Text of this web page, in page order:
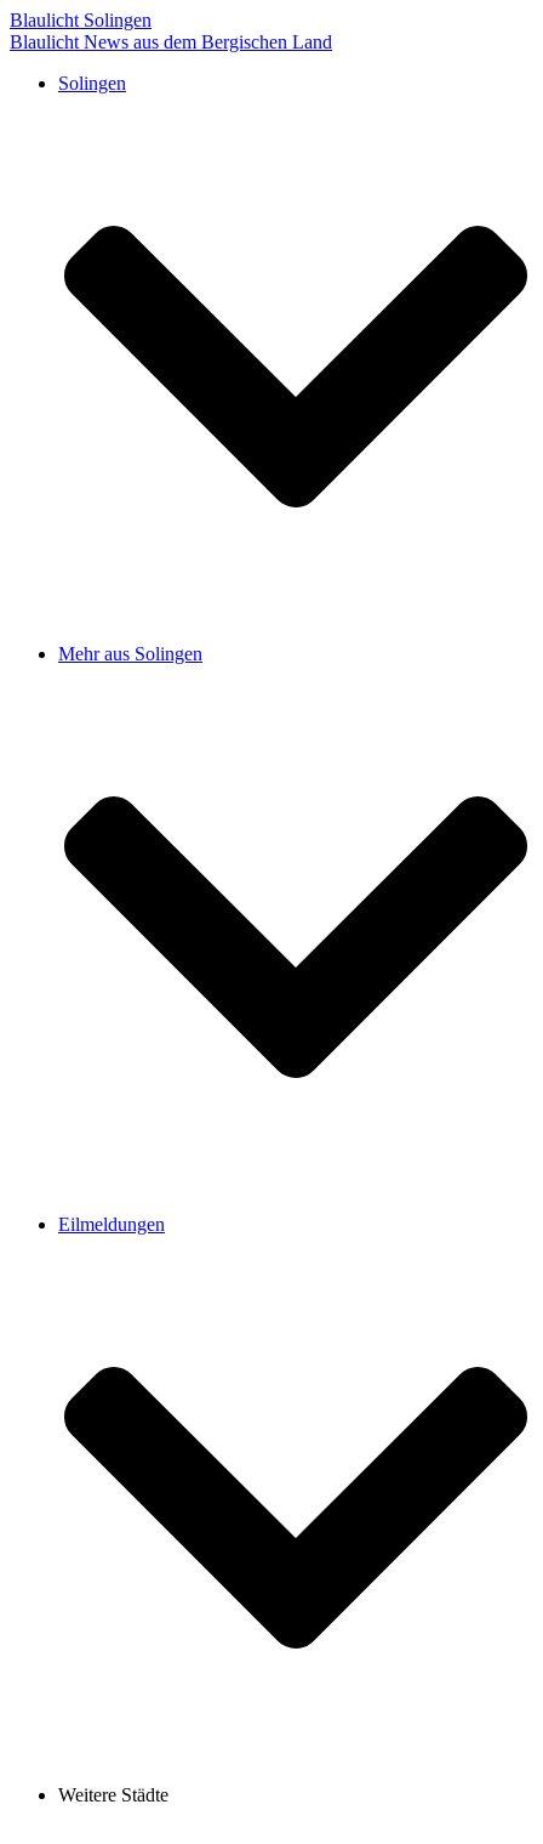
Blaulicht Solingen
Blaulicht News aus dem Bergischen Land
Solingen
Mehr aus Solingen
Eilmeldungen
Weitere Städte